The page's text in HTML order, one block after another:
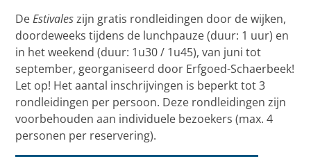
DeEstivaleszijn gratis rondleidingen door de wijken,
doordeweeks tijdens de lunchpauze (duur: 1 uur) en
in het weekend (duur: 1u30 / 1u45), van juni tot
september, georganiseerd door Erfgoed-Schaerbeek!
Let op! Het aantal inschrijvingen is beperkt tot 3
rondleidingen per persoon. Deze rondleidingen zijn
voorbehouden aan individuele bezoekers (max. 4
personen per reservering).